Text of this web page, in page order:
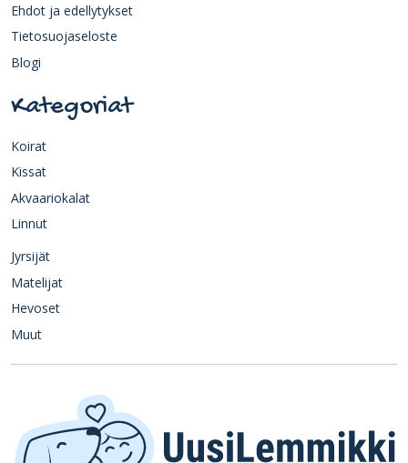
Ehdot ja edellytykset
Tietosuojaseloste
Blogi
Kategoriat
Koirat
Kissat
Akvaariokalat
Linnut
Jyrsijät
Matelijat
Hevoset
Muut